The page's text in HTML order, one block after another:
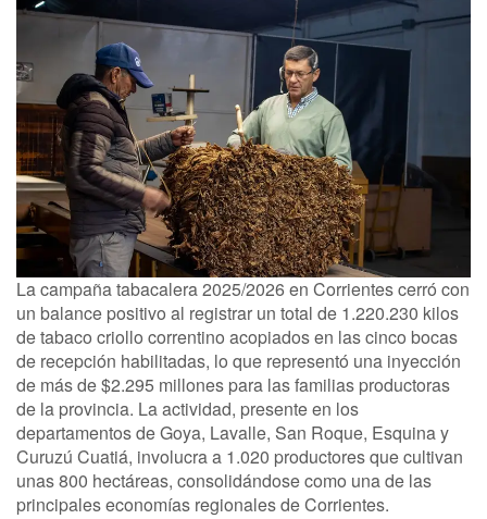
La campaña tabacalera 2025/2026 en Corrientes cerró con
un balance positivo al registrar un total de 1.220.230 kilos
de tabaco criollo correntino acopiados en las cinco bocas
de recepción habilitadas, lo que representó una inyección
de más de $2.295 millones para las familias productoras
de la provincia. La actividad, presente en los
departamentos de Goya, Lavalle, San Roque, Esquina y
Curuzú Cuatiá, involucra a 1.020 productores que cultivan
unas 800 hectáreas, consolidándose como una de las
principales economías regionales de Corrientes.